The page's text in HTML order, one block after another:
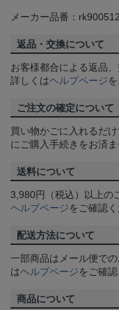
メーカー品番：rk900512
返品・交換について
お客様都合による返品
詳しくはヘルプページ
ご注文の確定について
買い物かごに入れるだ
にご購入手続きをお済ま
送料について
3,980円（税込）以上の
ヘルプページをご確認く
配送方法について
一部商品はメール便で
はヘルプページをご確認
商品について